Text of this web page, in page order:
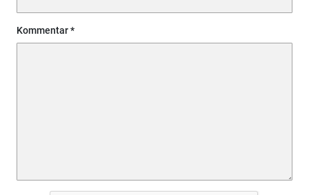
Kommentar